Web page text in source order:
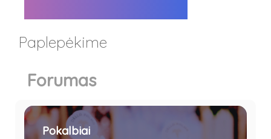
Užimti veidai
Ištikimųjų būstinė
Nemirtingųjų būstinė
Paplepėkime
Forumas
Pokalbiai